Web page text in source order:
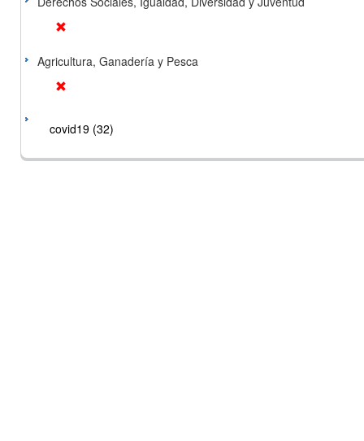
Agricultura, Ganadería y Pesca
covid19 (32)